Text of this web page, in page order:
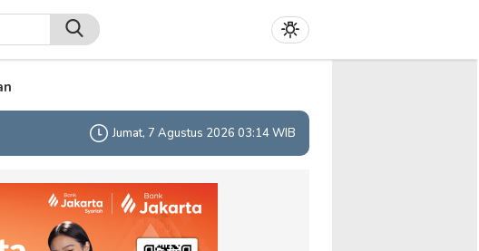
Jumat, 7 Agustus 2026 03:14 WIB